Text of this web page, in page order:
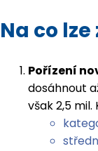
Na co
Pořízení
dosáhnout
však 2,5 mil.